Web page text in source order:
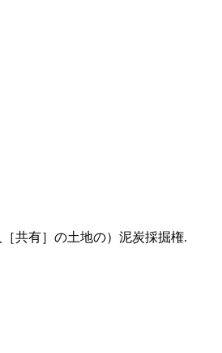
［共有］の土地の）泥炭採掘権.